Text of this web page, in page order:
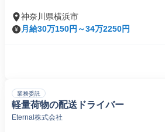
神奈川県横浜市
月給30万150円～34万2250円
業務委託
軽量荷物の配送ドライバー
Eternal株式会社